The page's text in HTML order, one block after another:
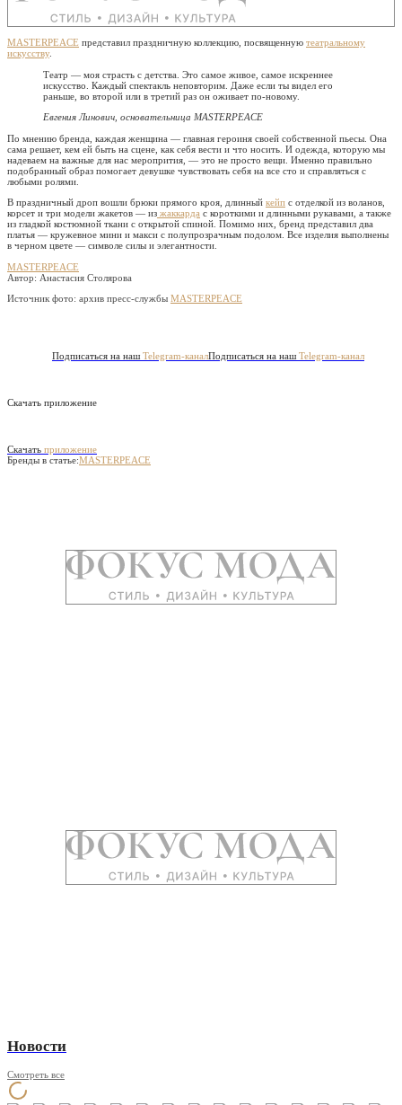
MASTERPEACE представил праздничную коллекцию, посвященную театральному
искусству.
Театр — моя страсть с детства. Это самое живое, самое искреннее
искусство. Каждый спектакль неповторим. Даже если ты видел его
раньше, во второй или в третий раз он оживает по-новому.
Евгения Линович, основательница MASTERPEACE
По мнению бренда, каждая женщина — главная героиня своей собственной пьесы. Она
сама решает, кем ей быть на сцене, как себя вести и что носить. И одежда, которую мы
надеваем на важные для нас меропрития, — это не просто вещи. Именно правильно
подобранный образ помогает девушке чувствовать себя на все сто и справляться с
любыми ролями.
В праздничный дроп вошли брюки прямого кроя, длинный кейп с отделкой из воланов,
корсет и три модели жакетов — из жаккарда с короткими и длинными рукавами, а также
из гладкой костюмной ткани с открытой спиной. Помимо них, бренд представил два
платья — кружевное мини и макси с полупрозрачным подолом. Все изделия выполнены
в черном цвете — символе силы и элегантности.
MASTERPEACE
Автор: Анастасия Столярова
Источник фото: архив пресс-службы MASTERPEACE
Подписаться на наш Telegram-каналПодписаться на наш Telegram-канал
Скачать приложение
Скачать приложение
Бренды в статье:MASTERPEACE
Новости
Смотреть все